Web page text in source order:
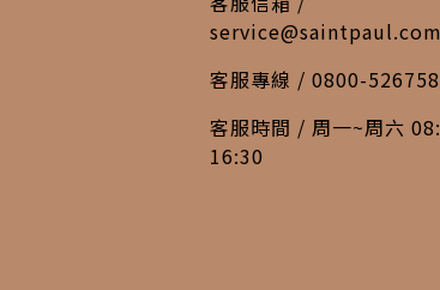
客服專線 / 0800-526758
客服時間 / 周一~周六
16:30